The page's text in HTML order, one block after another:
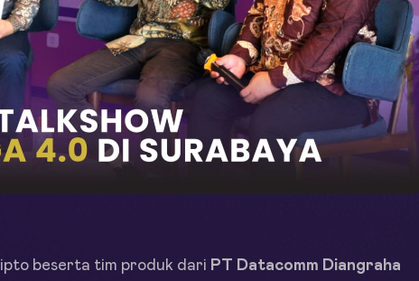
beserta tim produk dari PT Datacomm Diangraha